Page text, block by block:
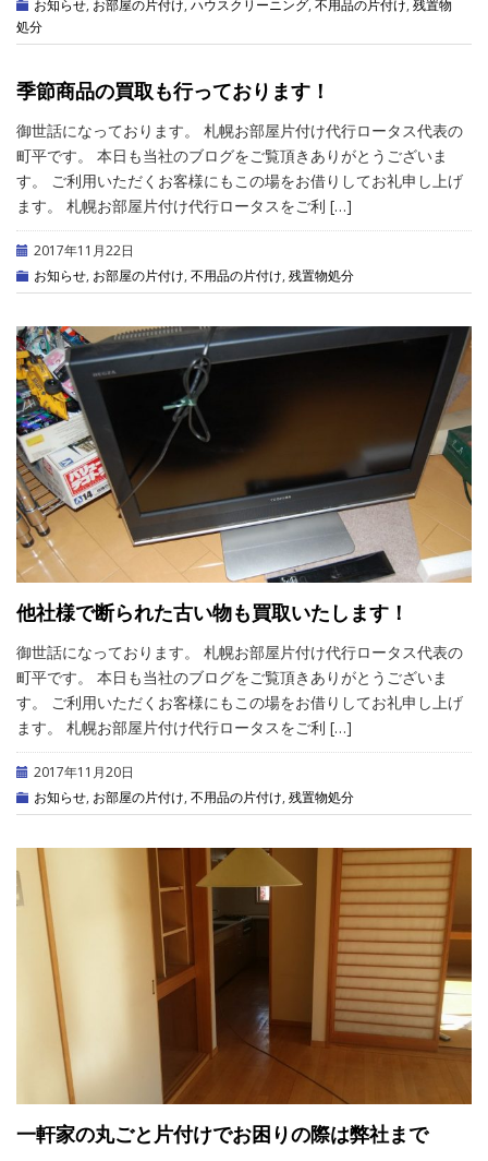
お知らせ, お部屋の片付け, ハウスクリーニング, 不用品の片付け, 残置物
処分
季節商品の買取も行っております！
御世話になっております。 札幌お部屋片付け代行ロータス代表の
町平です。 本日も当社のブログをご覧頂きありがとうございま
す。 ご利用いただくお客様にもこの場をお借りしてお礼申し上げ
ます。 札幌お部屋片付け代行ロータスをご利 […]
2017年11月22日
お知らせ, お部屋の片付け, 不用品の片付け, 残置物処分
他社様で断られた古い物も買取いたします！
御世話になっております。 札幌お部屋片付け代行ロータス代表の
町平です。 本日も当社のブログをご覧頂きありがとうございま
す。 ご利用いただくお客様にもこの場をお借りしてお礼申し上げ
ます。 札幌お部屋片付け代行ロータスをご利 […]
2017年11月20日
お知らせ, お部屋の片付け, 不用品の片付け, 残置物処分
一軒家の丸ごと片付けでお困りの際は弊社まで